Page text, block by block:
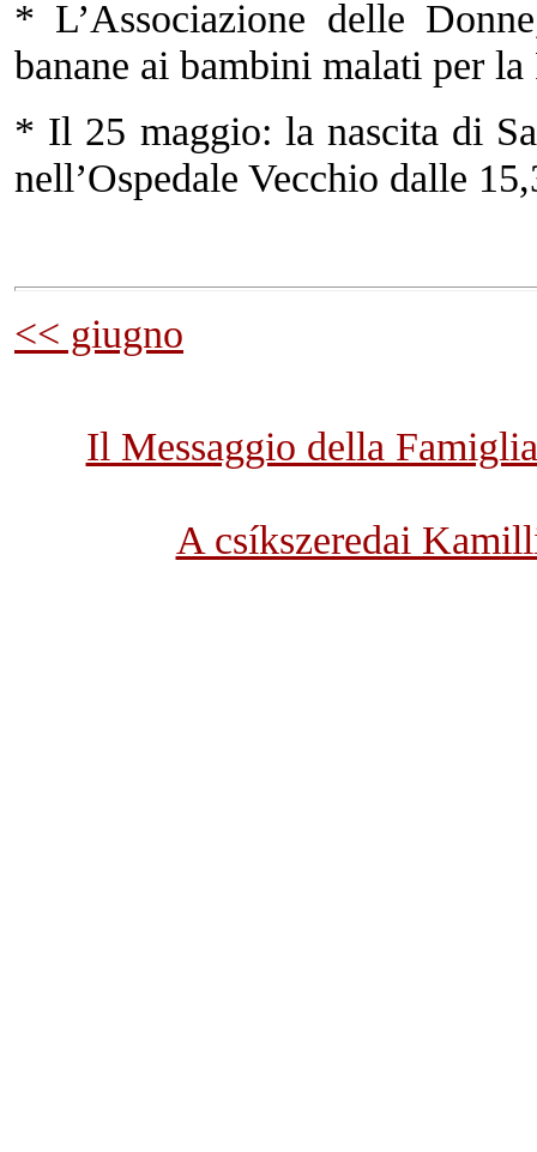
* L’Associazione delle
banane ai bambini malati per la
* Il 25 maggio: la nascita di
nell’Ospedale Vecchio dalle
<< giugno
Il Messaggio della
A csíkszeredai